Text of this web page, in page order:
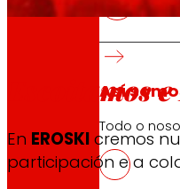
Así
Todo o
Escoitamos
En EROSKI cremos
participación e a